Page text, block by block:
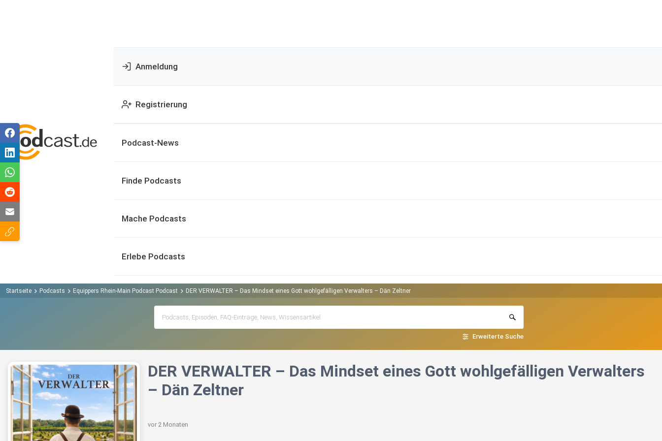
Anmeldung
Registrierung
Podcast-News
Finde Podcasts
Mache Podcasts
Erlebe Podcasts
Startseite Podcasts Equippers Rhein-Main Podcast Podcast DER VERWALTER – Das Mindset eines Gott wohlgefälligen Verwalters – Dän Zeltner
Erweiterte Suche
DER VERWALTER – Das Mindset eines Gott wohlgefälligen Verwalters
– Dän Zeltner
vor 2 Monaten